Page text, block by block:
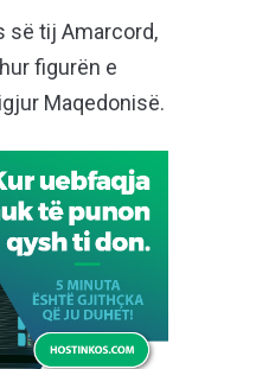
së tij Amarcord,
figurën e
Maqedonisë.